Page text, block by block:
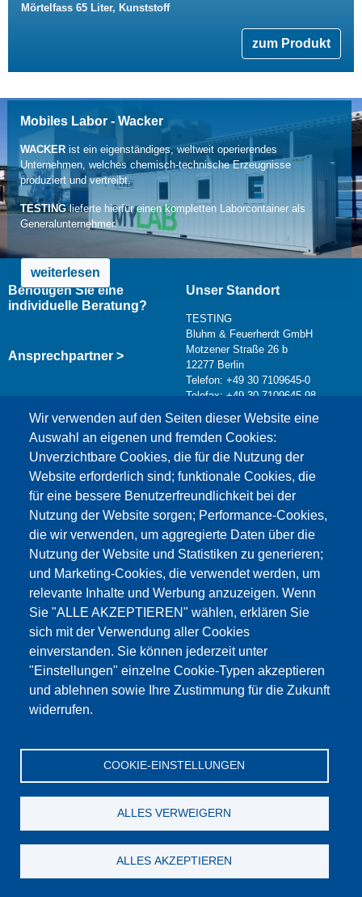
Mörtelfass 65 Liter, Kunststoff
zum Produkt
Mobiles Labor - Wacker
WACKERist ein eigenständiges, weltweit operierendes
Unternehmen, welches chemisch-technische Erzeugnisse
produziert und vertreibt.
TESTINGlieferte hierfür einen kompletten Laborcontainer als
Generalunternehmer.
weiterlesen
Wir verwenden auf den Seiten dieser Website eine
Auswahl an eigenen und fremden Cookies:
Unverzichtbare Cookies, die für die Nutzung der
Website erforderlich sind; funktionale Cookies, die
für eine bessere Benutzerfreundlichkeit bei der
Nutzung der Website sorgen; Performance-Cookies,
die wir verwenden, um aggregierte Daten über die
Nutzung der Website und Statistiken zu generieren;
und Marketing-Cookies, die verwendet werden, um
relevante Inhalte und Werbung anzuzeigen. Wenn
Sie "ALLE AKZEPTIEREN" wählen, erklären Sie
sich mit der Verwendung aller Cookies
einverstanden. Sie können jederzeit unter
"Einstellungen" einzelne Cookie-Typen akzeptieren
und ablehnen sowie Ihre Zustimmung für die Zukunft
widerrufen.
COOKIE-EINSTELLUNGEN
ALLES VERWEIGERN
ALLES AKZEPTIEREN
Benötigen Sie eine
individuelle Beratung?
Ansprechpartner >
Unser Standort
TESTING
Bluhm & Feuerherdt GmbH
Motzener Straße 26 b
12277 Berlin
Telefon: +49 30 7109645-0
Telefax: +49 30 7109645-98
info@testing.de
Dieser Inhalt ist blockiert, da die Google Maps
Cookies nicht akzeptiert wurden.
NUR DIE GOOGLE MAPS COOKIES
AKZEPTIEREN.
Alle Cookies akzeptieren
YouTube-Twitter-LinkedIn